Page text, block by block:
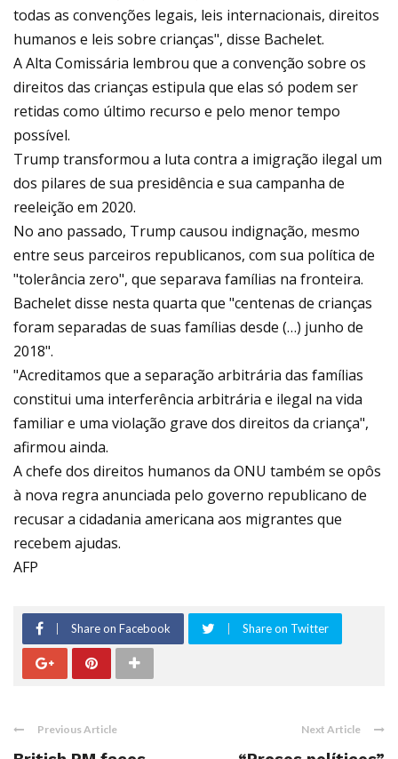
todas as convenções legais, leis internacionais, direitos
humanos e leis sobre crianças", disse Bachelet.
A Alta Comissária lembrou que a convenção sobre os
direitos das crianças estipula que elas só podem ser
retidas como último recurso e pelo menor tempo
possível.
Trump transformou a luta contra a imigração ilegal um
dos pilares de sua presidência e sua campanha de
reeleição em 2020.
No ano passado, Trump causou indignação, mesmo
entre seus parceiros republicanos, com sua política de
"tolerância zero", que separava famílias na fronteira.
Bachelet disse nesta quarta que "centenas de crianças
foram separadas de suas famílias desde (…) junho de
2018".
"Acreditamos que a separação arbitrária das famílias
constitui uma interferência arbitrária e ilegal na vida
familiar e uma violação grave dos direitos da criança",
afirmou ainda.
A chefe dos direitos humanos da ONU também se opôs
à nova regra anunciada pelo governo republicano de
recusar a cidadania americana aos migrantes que
recebem ajudas.
AFP
Share on Facebook Share on Twitter
Previous Article Next Article